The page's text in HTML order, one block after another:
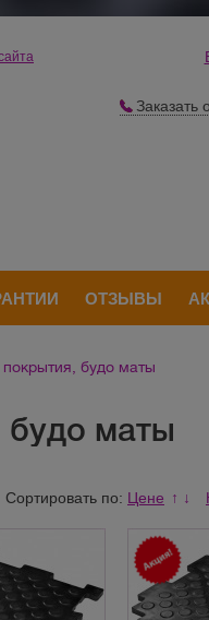
Заказать
ОТЗЫВЫ
будо маты
будо маты
Сортировать по: Цене ↑ ↓